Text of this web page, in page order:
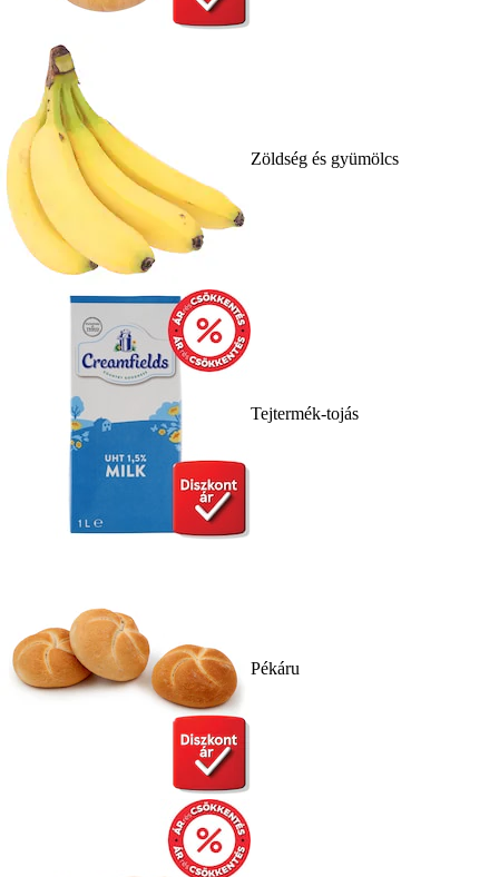
Zöldség és gyümölcs
Tejtermék-tojás
Pékáru